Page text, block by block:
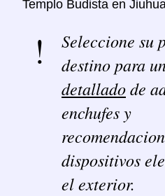
Templo Budista en
Seleccione su
destino para
detalladode
enchufes y
dispositivos
el exterior.